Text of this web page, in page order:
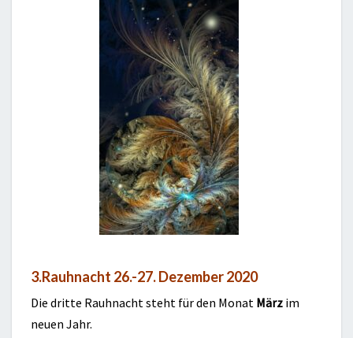
3.Rauhnacht 26.-27. Dezember 2020
Die dritte Rauhnacht steht für den Monat März im
neuen Jahr.